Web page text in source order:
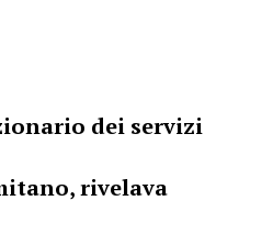
dei servizi
rivelava